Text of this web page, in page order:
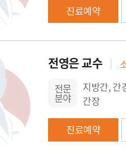
진료예약
전영은 교수
전문
분야
지방간, 간
간장
진료예약